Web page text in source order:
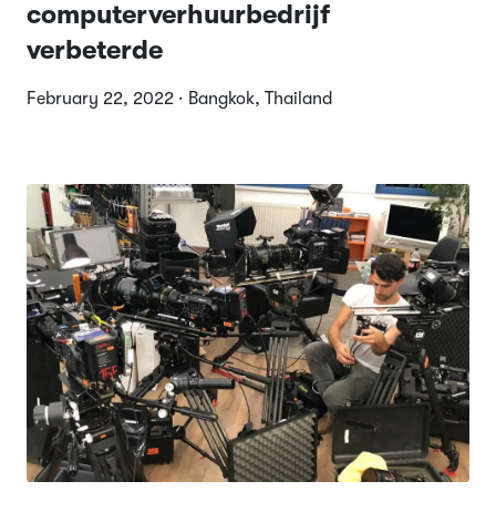
computerverhuurbedrijf
verbeterde
February 22, 2022 · Bangkok, Thailand